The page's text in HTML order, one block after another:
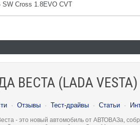
SW Cross 1.8EVO CVT
ВЕСТА (LADA VESTA)
· Отзывы · Тест-драйвы · Статьи ·
- это новый автомобиль от АВТОВАЗа,